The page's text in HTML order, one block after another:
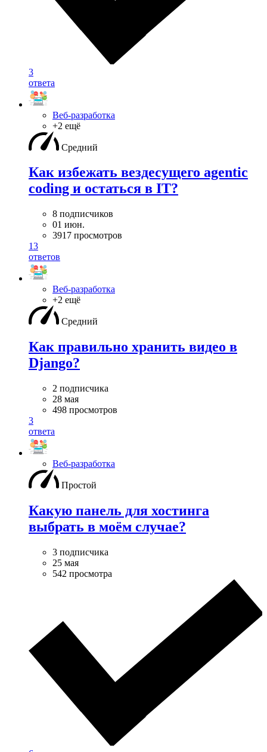
3
ответа
Веб-разработка
+2 ещё
Средний
Как избежать вездесущего agentic
coding и остаться в IT?
8 подписчиков
01 июн.
3917 просмотров
13
ответов
Веб-разработка
+2 ещё
Средний
Как правильно хранить видео в
Django?
2 подписчика
28 мая
498 просмотров
3
ответа
Веб-разработка
Простой
Какую панель для хостинга
выбрать в моём случае?
3 подписчика
25 мая
542 просмотра